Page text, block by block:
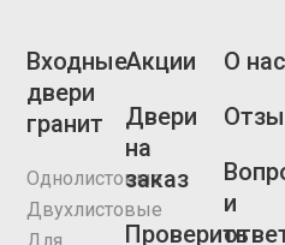
Входные
двери
гранит
Однолистовые
Двухлистовые
Акции
Двери
на
заказ
Проверить
О нас
и